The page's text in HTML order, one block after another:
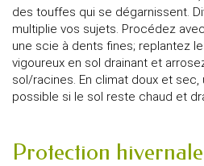
des touffes qui se dégarnissent.
multiplie vos sujets. Procédez
une scie à dents fines; replantez
vigoureux en sol drainant et
sol/racines. En climat doux et sec,
possible si le sol reste chaud et
Protection